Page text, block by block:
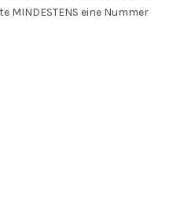
MINDESTENS eine Nummer